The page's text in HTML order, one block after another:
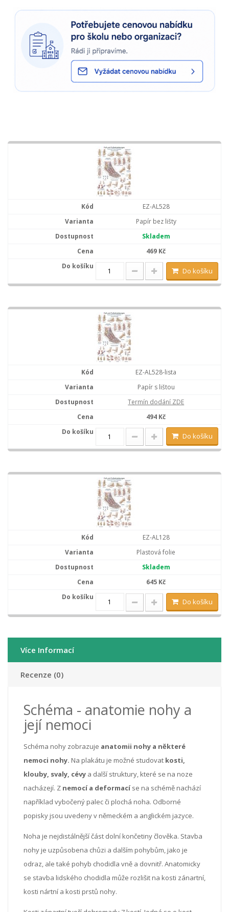
EZ-AL528
Papír bez lišty
Skladem
469 Kč
Do košíku
EZ-AL528-lista
Papír s lištou
Termín dodání ZDE
494 Kč
Do košíku
EZ-AL128
Plastová folie
Skladem
645 Kč
Do košíku
Více Informací
Recenze (0)
Schéma - anatomie nohy a
její nemoci
Schéma nohy zobrazuje anatomii nohy a některé
nemoci nohy. Na plakátu je možné studovat kosti,
klouby, svaly, cévy a další struktury, které se na noze
nacházejí. Z nemocí a deformacíse na schémě nachází
například vybočený palec či plochá noha. Odborné
popisky jsou uvedeny v německém a anglickém jazyce.
Noha je nejdistálnější část dolní končetiny člověka. Stavba
nohy je uzpůsobena chůzi a dalším pohybům, jako je
odraz, ale také pohyb chodidla vně a dovnitř. Anatomicky
se stavba lidského chodidla může rozlišit na kosti zánartní,
kosti nártní a kosti prstů nohy.